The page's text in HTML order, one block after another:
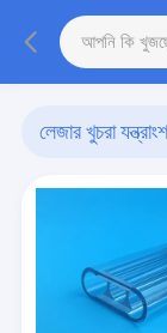
লেজার খুচরা